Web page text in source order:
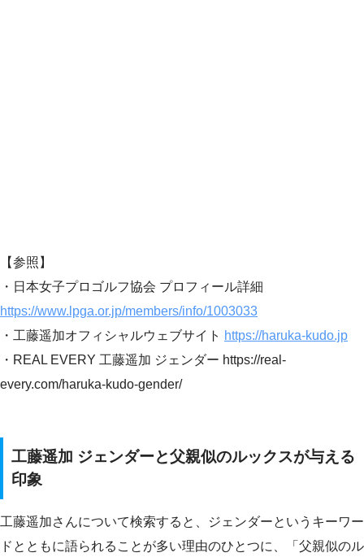
【参照】
・日本女子プロゴルフ協会 プロフィール詳細
https://www.lpga.or.jp/members/info/1003033
・工藤遥加オフィシャルウェブサイト https://haruka-kudo.jp
・REAL EVERY 工藤遥加 ジェンダー https://real-
every.com/haruka-kudo-gender/
工藤遥加 ジェンダーと父親似のルックスが与える
印象
工藤遥加さんについて検索すると、ジェンダーというキーワー
ドとともに語られることが多い理由のひとつに、「父親似のル